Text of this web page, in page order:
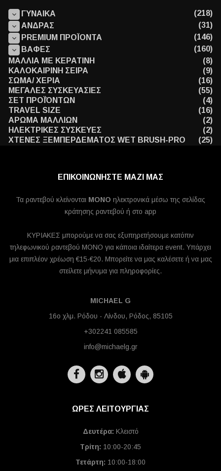
ΓΥΝΑΙΚΑ
(218)
ΑΝΔΡΑΣ
(31)
PREMIUM ΠΡΟΪΟΝΤΑ
(146)
ΒΑΦΕΣ
(160)
ΜΑΛΛΙΑ ΜΕ ΚΕΡΑΤΙΝΗ
(8)
ΚΑΛΟΚΑΙΡΙΝΗ ΣΕΙΡΑ
(9)
ΣΩΜΑ/ ΧΕΡΙΑ
(16)
ΜΕΓΑΛΕΣ ΣΥΣΚΕΥΑΣΙΕΣ
(55)
ΣΕΤ ΠΡΟΪΌΝΤΩΝ
(4)
TRAVEL SIZE
(16)
ΑΡΩΜΑ ΜΑΛΛΙΩΝ
(2)
ΗΛΕΚΤΡΙΚΕΣ ΣΥΣΚΕΥΕΣ
(2)
ΧΤΕΝΕΣ ΞΕΜΠΕΡΔΕΜΑΤΟΣ WET BRUSH-PRO
(25)
ΕΠΙΚΟΙΝΩΝΗΣΤΕ ΜΑΖΙ ΜΑΣ
Τα ραντεβού κλείνονται MONO ηλεκτρονικά μέσω της σελίδας
κράτησης ραντεβού ή στο app
ΚΥΡΙΑΚΕΣ μπορούμε να σας εξυπηρετήσουμε κατόπιν
τηλεφωνικού ραντεβού ΜΟΝΟ για κάποια ιδαίτερα event. Υπάρχει
μια επιπλέον χρέωση €15-€20. Μπορείτε να μας καλέσετε ή να μας
στείλετε μήνυμα για πληροφορίες.
MICHAEL G
16ο χλμ. Ρόδου - Λίνδου, Ρόδος, 85105
+302241 085585
info@michaelg.gr
ΩΡΕΣ ΛΕΙΤΟΥΡΓΙΑΣ
Δευτέρα: Κλειστό
Τρίτη: 10:00-20:45
Τετάρτη: 10:00-18:00